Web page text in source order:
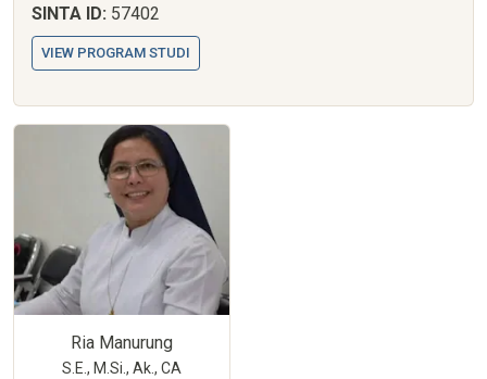
SINTA ID: 57402
VIEW PROGRAM STUDI
Ria Manurung
S.E., M.Si., Ak., CA